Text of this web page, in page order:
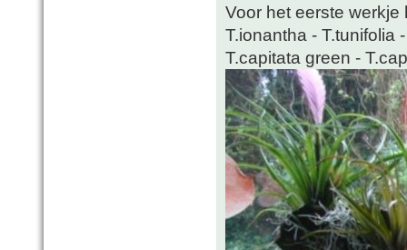
Voor het eerste
T.ionantha - T.tunifolia
T.capitata green -